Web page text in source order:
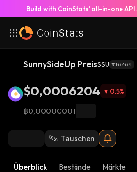
Build with CoinStats’ all-in-one API.
SunnySideUp PreisSSU #16264
$0,0006204 0,5%
฿0,00000001
Tauschen
Überblick Bestände Märkte